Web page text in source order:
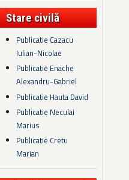
Stare civilă
Publicatie Cazacu
Iulian-Nicolae
Publicatie Enache
Alexandru-Gabriel
Publicatie Hauta David
Publicatie Neculai
Marius
Publicatie Cretu
Marian